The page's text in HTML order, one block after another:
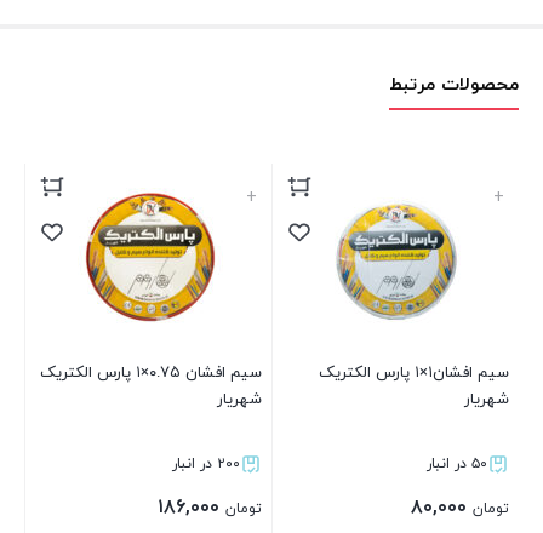
محصولات مرتبط
سیم افشان۱×۱ پارس الکتریک
شهریار
۵۰ در انبار
تومان
+
سیم افشان ۰.۷۵×۱ پارس الکتریک
شهریار
۲۰۰ در انبار
تومان
+